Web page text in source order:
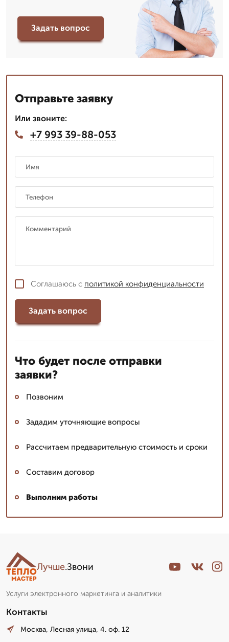
Задать вопрос
Отправьте заявку
Или звоните:
+7 993 39-88-053
Соглашаюсь с политикой конфиденциальности
Задать вопрос
Что будет после отправки
заявки?
Позвоним
Зададим уточняющие вопросы
Рассчитаем предварительную стоимость и сроки
Составим договор
Выполним работы
Лучше.Звони
Услуги электронного маркетинга и аналитики
Контакты
Москва, Лесная улица, 4. оф. 12